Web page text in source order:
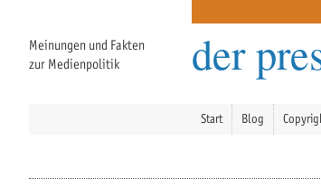
Meinungen und Fakten
zur Medienpolitik
der
Start Blog